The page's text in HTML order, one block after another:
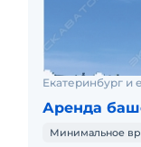
Екатеринбург и
Аренда
Минимальное